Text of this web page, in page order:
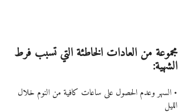
مجموعة من العادات الخاطئة التي تسبب فرط
الشهية:
• السهر وعدم الحصول على ساعات كافية من النوم خلال
الليل